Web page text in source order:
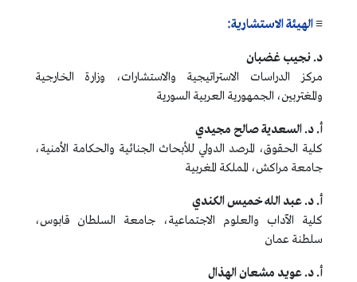
≡الهيئة الاستشارية:
د. نجيب غضبان
مركز الدراسات الاستراتيجية والاستشارات، وزارة الخارجية
والمغتربين، الجمهورية العربية السورية
أ. د. السعدية صالح مجيدي
كلية الحقوق، المرصد الدولي للأبحاث الجنائية والحكامة الأمنية،
جامعة مراكش، المملكة المغربية
أ. د. عبد الله خميس الكندي
كلية الآداب والعلوم الاجتماعية، جامعة السلطان قابوس،
سلطنة عمان
أ. د. عويد مشعان الهذال